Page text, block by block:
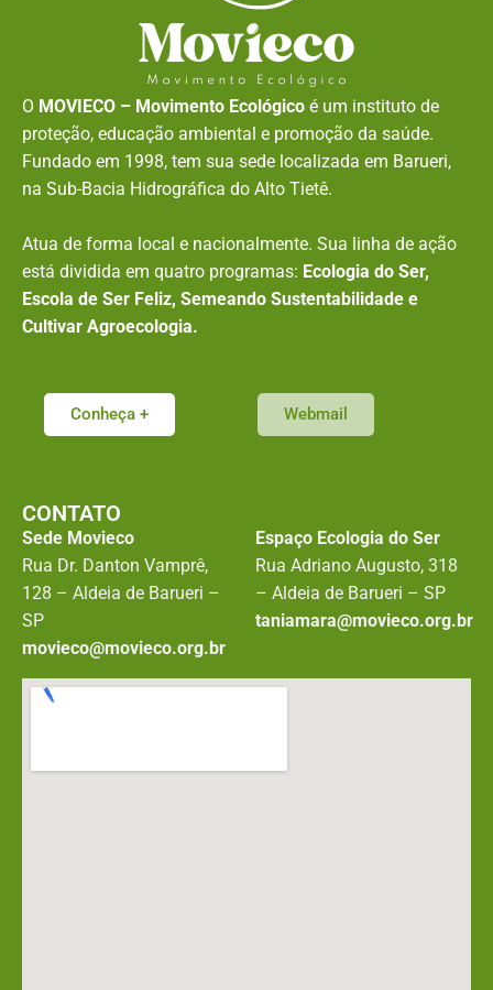
O MOVIECO – Movimento Ecológico é um instituto de
proteção, educação ambiental e promoção da saúde.
Fundado em 1998, tem sua sede localizada em Barueri,
na Sub-Bacia Hidrográfica do Alto Tietê.
Atua de forma local e nacionalmente. Sua linha de ação
está dividida em quatro programas: Ecologia do Ser,
Escola de Ser Feliz, Semeando Sustentabilidade e
Cultivar Agroecologia.
Conheça + Webmail
CONTATO
Sede Movieco
Rua Dr. Danton Vamprê,
128 – Aldeia de Barueri –
SP
movieco@movieco.org.br
Espaço Ecologia do Ser
Rua Adriano Augusto, 318
– Aldeia de Barueri – SP
taniamara@movieco.org.br